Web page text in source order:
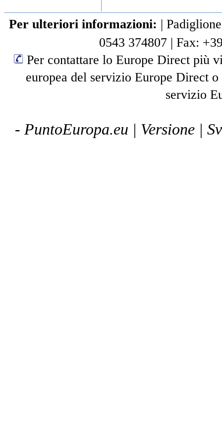
Per ulteriori informazioni: |
0543 374807 | Fax:
Per contattare lo Europe Direct più
europea del servizio Europe Direct
servizio
- PuntoEuropa.eu | Versione |